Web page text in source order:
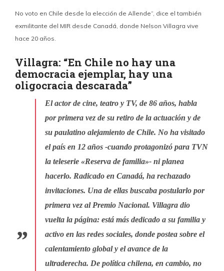
No voto en Chile desde la elección de Allende”, dice el también
exmilitante del MIR desde Canadá, donde Nelson Villagra vive
hace 20 años.
Villagra: “En Chile no hay una
democracia ejemplar, hay una
oligocracia descarada”
El actor de cine, teatro y TV, de 86 años, habla
por primera vez de su retiro de la actuación y de
su paulatino alejamiento de Chile. No ha visitado
el país en 12 años -cuando protagonizó para TVN
la teleserie «Reserva de familia»- ni planea
hacerlo. Radicado en Canadá, ha rechazado
invitaciones. Una de ellas buscaba postularlo por
primera vez al Premio Nacional. Villagra dio
vuelta la página: está más dedicado a su familia y
activo en las redes sociales, donde postea sobre el
calentamiento global y el avance de la
ultraderecha. De política chilena, en cambio, no